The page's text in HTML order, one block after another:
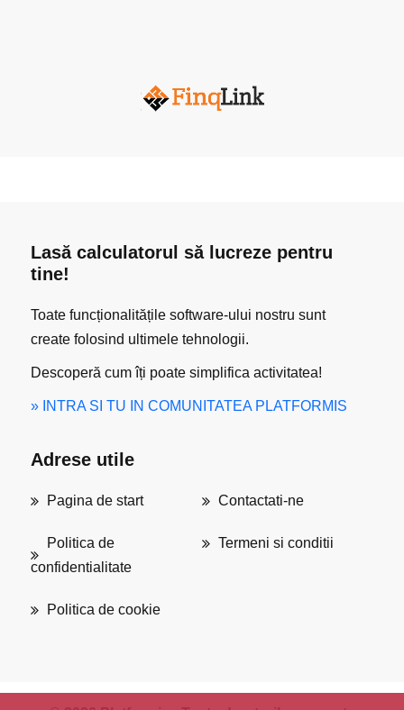
Lasă calculatorul să lucreze pentru
tine!
Toate funcționalitățile software-ului nostru sunt
create folosind ultimele tehnologii.
Descoperă cum îți poate simplifica activitatea!
» INTRA SI TU IN COMUNITATEA PLATFORMIS
Adrese utile
Pagina de start Contactati-ne
Politica de
confidentialitate
Termeni si conditii
Politica de cookie